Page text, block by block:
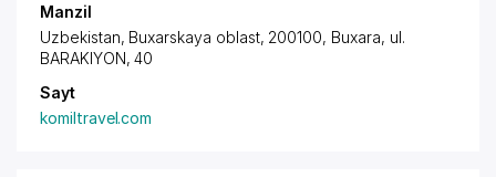
Manzil
Uzbekistan, Buxarskaya oblast, 200100, Buxara, ul.
BARAKIYON, 40
Sayt
komiltravel.com